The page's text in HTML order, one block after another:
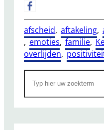
afscheid, aftakeling,
, emoties, familie,
overlijden,
a
r
c